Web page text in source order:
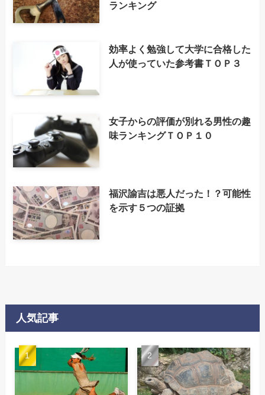
ランキング
効率よく勉強して大学に合格した
人が使っていた参考書ＴＯＰ３
女子からの評価が別れる男性の趣
味ランキングＴＯＰ１０
福沢諭吉は悪人だった！？可能性
を示す５つの証拠
人気記事